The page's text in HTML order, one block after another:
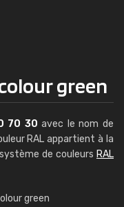
green
70 30 avec le nom de
RAL appartient à la
de couleurs RAL
green